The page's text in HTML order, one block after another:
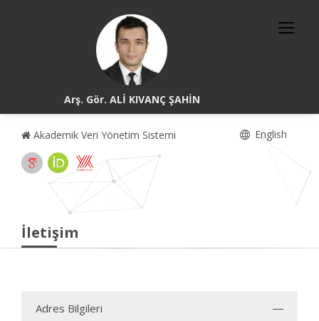
Arş. Gör. ALİ KIVANÇ ŞAHİN
Akademik Veri Yönetim Sistemi English
İletişim
Adres Bilgileri